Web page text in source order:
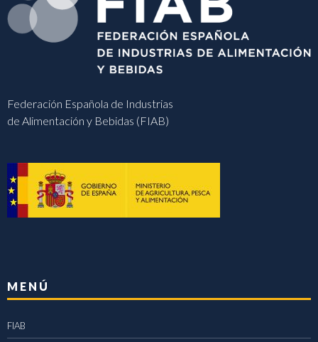
Federación Española de Industrias
de Alimentación y Bebidas (FIAB)
MENÚ
FIAB